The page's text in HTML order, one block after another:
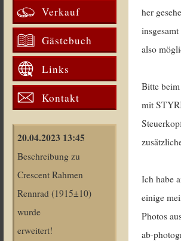
Verkauf
Gästebuch
Links
Kontakt
20.04.2023 13:45
Beschreibung zu
Crescent Rahmen
Rennrad (1915±10)
wurde
erweitert!
her
also
Bitte
mit
Ich habe
einige
Photos
ab-